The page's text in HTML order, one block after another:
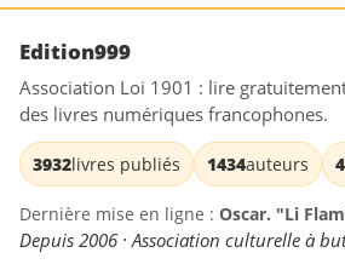
Edition999
Association Loi 1901 : lire
des livres numériques francophones.
3932livres publiés 1434auteurs
Dernière mise en ligne : Oscar. "Li
Depuis 2006 · Association culturelle à